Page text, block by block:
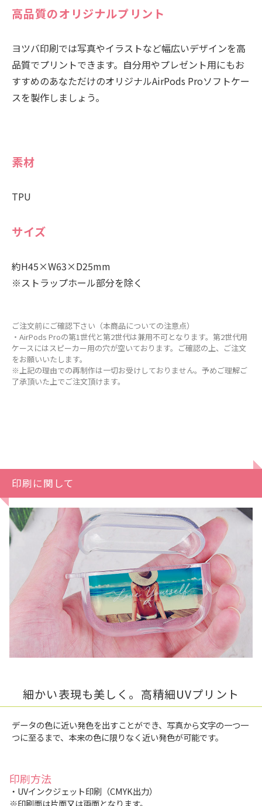
高品質のオリジナルプリント
ヨツバ印刷では写真やイラストなど幅広いデザインを高
品質でプリントできます。自分用やプレゼント用にもお
すすめのあなただけのオリジナルAirPods Proソフトケー
スを製作しましょう。
素材
TPU
サイズ
約H45×W63×D25mm
※ストラップホール部分を除く
ご注文前にご確認下さい（本商品についての注意点）
・AirPods Proの第1世代と第2世代は兼用不可となります。第2世代用
ケースにはスピーカー用の穴が空いております。ご確認の上、ご注文
をお願いいたします。
※上記の理由での再制作は一切お受けしておりません。予めご理解ご
了承頂いた上でご注文頂けます。
印刷に関して
細かい表現も美しく。高精細UVプリント
データの色に近い発色を出すことができ、写真から文字の一つ一
つに至るまで、本来の色に限りなく近い発色が可能です。
印刷方法
・UVインクジェット印刷（CMYK出力）
※印刷面は片面又は両面となります。